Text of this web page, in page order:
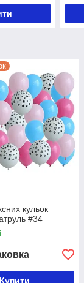
кульок
#34
Купити